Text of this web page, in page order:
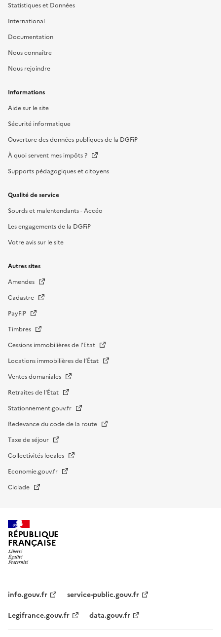
Statistiques et Données
International
Documentation
Nous connaître
Nous rejoindre
Informations
Aide sur le site
Sécurité informatique
Ouverture des données publiques de la DGFiP
À quoi servent mes impôts ?
Supports pédagogiques et citoyens
Qualité de service
Sourds et malentendants - Accéo
Les engagements de la DGFiP
Votre avis sur le site
Autres sites
Amendes
Cadastre
PayFiP
Timbres
Cessions immobilières de l'Etat
Locations immobilières de l’État
Ventes domaniales
Retraites de l'État
Stationnement.gouv.fr
Redevance du code de la route
Taxe de séjour
Collectivités locales
Economie.gouv.fr
Ciclade
RÉPUBLIQUE
FRANÇAISE
institutionnel
info.gouv.fr
service-public.gouv.fr
Legifrance.gouv.fr
data.gouv.fr